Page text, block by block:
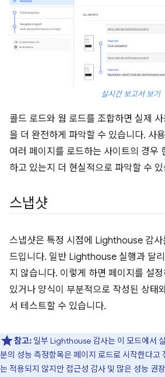
실시간 보고서 보기
콜드 로드와 웜 로드를 조합하면 실제
을 더 완전하게 파악할 수 있습니다. 사
여러 페이지를 로드하는 사이트의 경우
하고 있는지 더 현실적으로 파악할 수
스냅샷
스냅샷은 특정 시점에 Lighthouse 감사
드입니다. 일반 Lighthouse 실행과 달
지 않습니다. 이렇게 하면 페이지를 설
있거나 양식이 부분적으로 작성된 상태
서 테스트할 수 있습니다.
참고: 일부 Lighthouse 감사는 이 모드에서
분의 성능 측정항목은 페이지 로드로 시작한다고
는 적용되지 않지만 접근성 감사 및 많은 성능 권